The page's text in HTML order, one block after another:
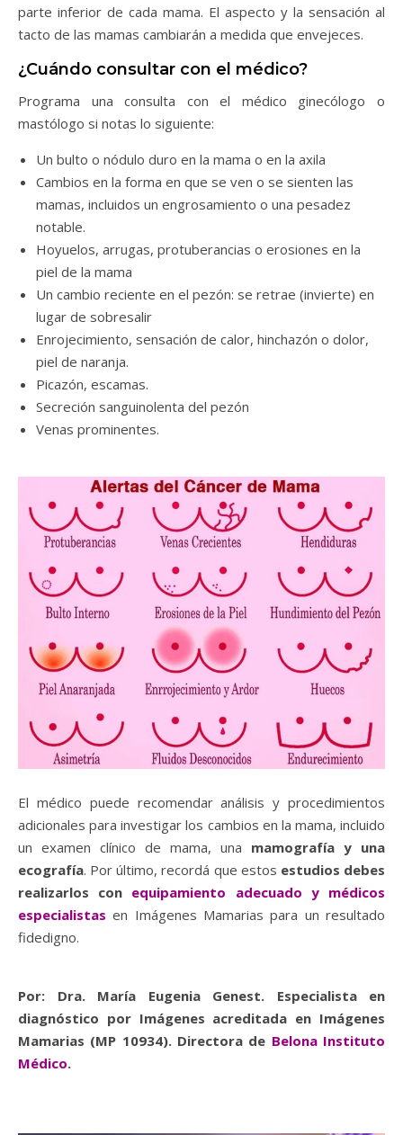
parte inferior de cada mama. El aspecto y la sensación al
tacto de las mamas cambiarán a medida que envejeces.
¿Cuándo consultar con el médico?
Programa una consulta con el médico ginecólogo o
mastólogo si notas lo siguiente:
Un bulto o nódulo duro en la mama o en la axila
Cambios en la forma en que se ven o se sienten las
mamas, incluidos un engrosamiento o una pesadez
notable.
Hoyuelos, arrugas, protuberancias o erosiones en la
piel de la mama
Un cambio reciente en el pezón: se retrae (invierte) en
lugar de sobresalir
Enrojecimiento, sensación de calor, hinchazón o dolor,
piel de naranja.
Picazón, escamas.
Secreción sanguinolenta del pezón
Venas prominentes.
El médico puede recomendar análisis y procedimientos
adicionales para investigar los cambios en la mama, incluido
un examen clínico de mama, una mamografía y una
ecografía. Por último, recordá que estos estudios debes
realizarlos con equipamiento adecuado y médicos
especialistas en Imágenes Mamarias para un resultado
fidedigno.
Por: Dra. María Eugenia Genest. Especialista en
diagnóstico por Imágenes acreditada en Imágenes
Mamarias (MP 10934). Directora de Belona Instituto
Médico.